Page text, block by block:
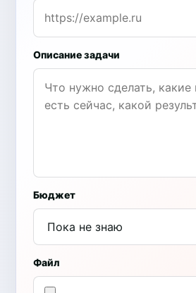
Описание задачи
Бюджет
Файл